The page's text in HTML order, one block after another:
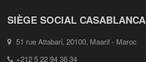
SIÈGE SOCIAL CASABLANCA
51 rue Attabari, 20100, Maarif - Maroc
+212 5 22 94 36 34